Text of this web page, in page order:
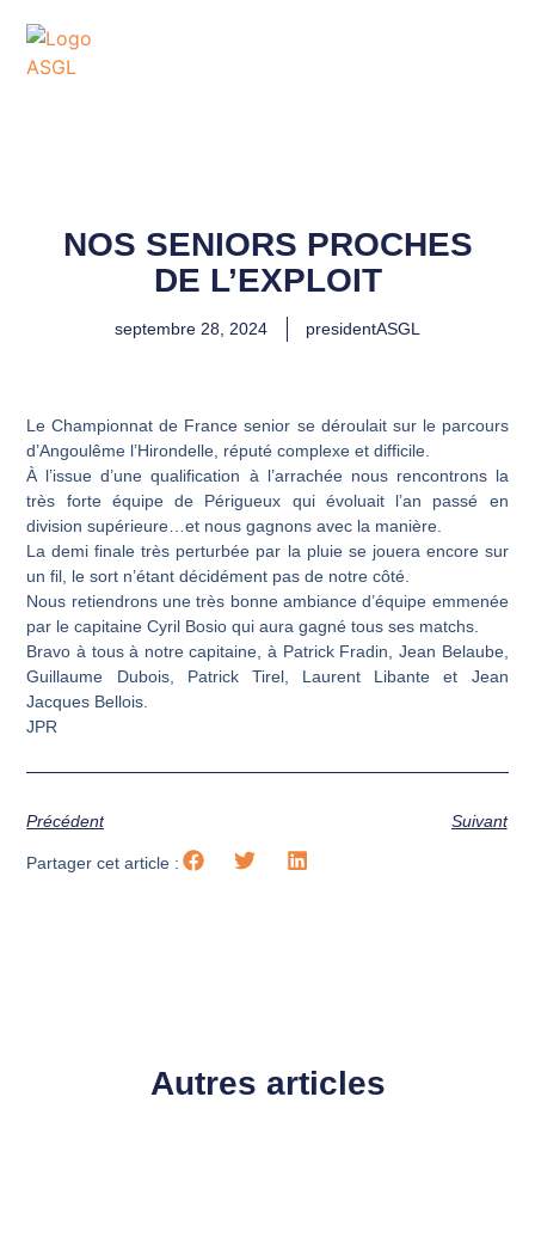
NOS SENIORS PROCHES
DE L’EXPLOIT
septembre 28, 2024 presidentASGL
Le Championnat de France senior se déroulait sur le parcours
d’Angoulême l’Hirondelle, réputé complexe et difficile.
À l’issue d’une qualification à l’arrachée nous rencontrons la
très forte équipe de Périgueux qui évoluait l’an passé en
division supérieure…et nous gagnons avec la manière.
La demi finale très perturbée par la pluie se jouera encore sur
un fil, le sort n’étant décidément pas de notre côté.
Nous retiendrons une très bonne ambiance d’équipe emmenée
par le capitaine Cyril Bosio qui aura gagné tous ses matchs.
Bravo à tous à notre capitaine, à Patrick Fradin, Jean Belaube,
Guillaume Dubois, Patrick Tirel, Laurent Libante et Jean
Jacques Bellois.
JPR
Précédent Suivant
Partager cet article :
Autres articles